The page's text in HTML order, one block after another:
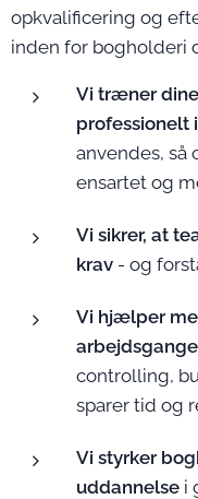
opkvalificering og
inden for bogholderi
Vi træner
professionelt
anvendes, så
ensartet og
Vi sikrer, at
krav - og
Vi hjælper
arbejdsgange
controlling,
sparer tid og
Vi styrker
uddannelse i